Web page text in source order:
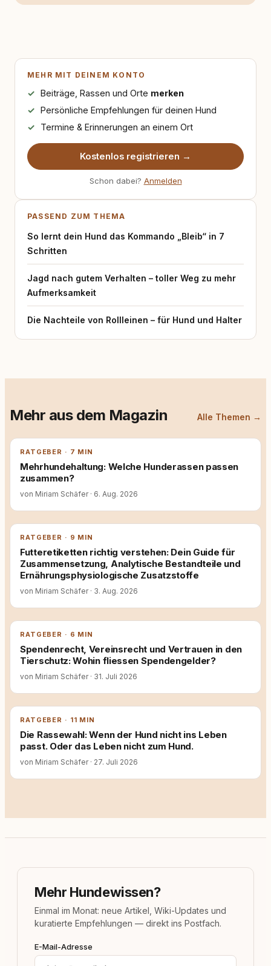
MEHR MIT DEINEM KONTO
Beiträge, Rassen und Orte merken
Persönliche Empfehlungen für deinen Hund
Termine & Erinnerungen an einem Ort
Kostenlos registrieren →
Schon dabei? Anmelden
PASSEND ZUM THEMA
So lernt dein Hund das Kommando „Bleib“ in 7
Schritten
Jagd nach gutem Verhalten – toller Weg zu mehr
Aufmerksamkeit
Die Nachteile von Rollleinen – für Hund und Halter
Mehr aus dem Magazin Alle Themen →
RATGEBER · 7 MIN
Mehrhundehaltung: Welche Hunderassen passen
zusammen?
von Miriam Schäfer · 6. Aug. 2026
RATGEBER · 9 MIN
Futteretiketten richtig verstehen: Dein Guide für
Zusammensetzung, Analytische Bestandteile und
Ernährungsphysiologische Zusatzstoffe
von Miriam Schäfer · 3. Aug. 2026
RATGEBER · 6 MIN
Spendenrecht, Vereinsrecht und Vertrauen in den
Tierschutz: Wohin fliessen Spendengelder?
von Miriam Schäfer · 31. Juli 2026
RATGEBER · 11 MIN
Die Rassewahl: Wenn der Hund nicht ins Leben
passt. Oder das Leben nicht zum Hund.
von Miriam Schäfer · 27. Juli 2026
Mehr Hundewissen?
Einmal im Monat: neue Artikel, Wiki-Updates und
kuratierte Empfehlungen — direkt ins Postfach.
E-Mail-Adresse